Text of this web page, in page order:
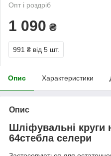
Опт і роздріб
1 090 ₴
991 ₴ від 5 шт.
Опис Характеристики
Опис
Шліфувальні круги
64стебла селери